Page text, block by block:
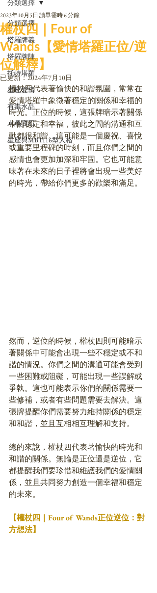
分類選擇
塔羅牌義
塔羅牌陣
托特塔羅
星座愛情
有毒水晶
水晶寶石
星座與MBTI16型人格
分類選擇
權杖四｜Four of
Wands【愛情塔羅正位/逆
位解釋】
2023年10月5日 讀畢需時 6 分鐘
已更新：2024年7月10日
權杖四代表著愉快的和諧氛圍，常常在
愛情塔羅中象徵著穩定的關係和幸福的
時光。正位的時候，這張牌暗示著關係
中的穩定和幸福，彼此之間的溝通和互
動都很和諧。這可能是一個慶祝、喜悅
或重要里程碑的時刻，而且你們之間的
感情也會更加加深和牢固。它也可能意
味著在未來的日子裡將會出現一些美好
的時光，帶給你們更多的歡樂和滿足。
然而，逆位的時候，權杖四則可能暗示
著關係中可能會出現一些不穩定或不和
諧的情況。你們之間的溝通可能會受到
一些困難或阻礙，可能出現一些誤解或
爭執。這也可能表示你們的關係需要一
些修補，或者有些問題需要去解決。這
張牌提醒你們需要努力維持關係的穩定
和和諧，並且互相相互理解和支持。
總的來說，權杖四代表著愉快的時光和
和諧的關係。無論是正位還是逆位，它
都提醒我們要珍惜和維護我們的愛情關
係，並且共同努力創造一個幸福和穩定
的未來。
【權杖四｜Four of Wands正位逆位：對
方想法】